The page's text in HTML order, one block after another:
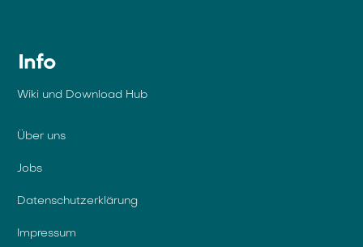
Info
Wiki und Download Hub
Über uns
Jobs
Datenschutzerklärung
Impressum